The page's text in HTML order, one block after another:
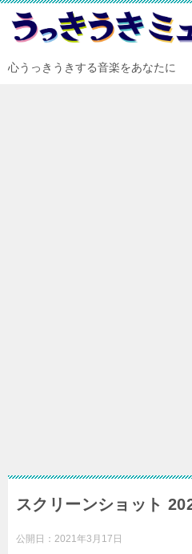
心うっきうきする音楽をあなたに
スクリーンショット
公開日： 2021年3月17日